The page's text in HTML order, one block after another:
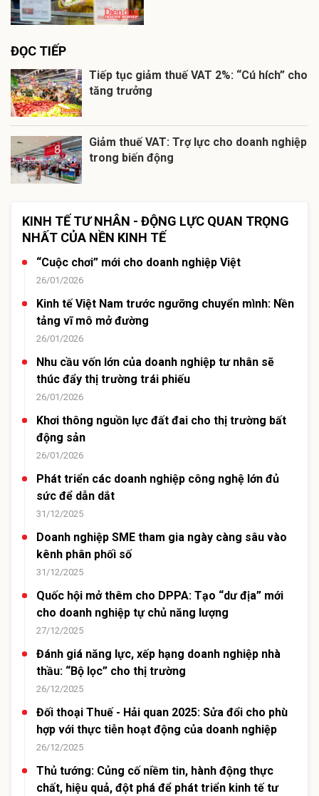
ĐỌC TIẾP
Tiếp tục giảm thuế VAT 2%: “Cú hích” cho
tăng trưởng
Giảm thuế VAT: Trợ lực cho doanh nghiệp
trong biến động
KINH TẾ TƯ NHÂN - ĐỘNG LỰC QUAN TRỌNG
NHẤT CỦA NỀN KINH TẾ
“Cuộc chơi” mới cho doanh nghiệp Việt
26/01/2026
Kinh tế Việt Nam trước ngưỡng chuyển mình: Nền
tảng vĩ mô mở đường
26/01/2026
Nhu cầu vốn lớn của doanh nghiệp tư nhân sẽ
thúc đẩy thị trường trái phiếu
26/01/2026
Khơi thông nguồn lực đất đai cho thị trường bất
động sản
26/01/2026
Phát triển các doanh nghiệp công nghệ lớn đủ
sức để dẫn dắt
31/12/2025
Doanh nghiệp SME tham gia ngày càng sâu vào
kênh phân phối số
31/12/2025
Quốc hội mở thêm cho DPPA: Tạo “dư địa” mới
cho doanh nghiệp tự chủ năng lượng
27/12/2025
Đánh giá năng lực, xếp hạng doanh nghiệp nhà
thầu: “Bộ lọc” cho thị trường
26/12/2025
Đối thoại Thuế - Hải quan 2025: Sửa đổi cho phù
hợp với thực tiễn hoạt động của doanh nghiệp
26/12/2025
Thủ tướng: Củng cố niềm tin, hành động thực
chất, hiệu quả, đột phá để phát triển kinh tế tư